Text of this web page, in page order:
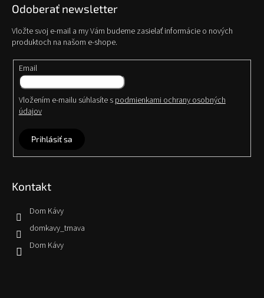
Odoberať newsletter
Vložte svoj e-mail a my Vám budeme zasielať informácie o nových
produktoch na našom e-shope.
Email
Vložením e-mailu súhlasíte spodmienkami ochrany osobných
údajov
Prihlásiť sa
Kontakt
Dom Kávy
domkavy_trnava
Dom Kávy